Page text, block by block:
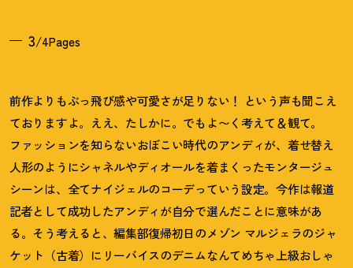
3/4Pages
前作よりもぶっ飛び感や可愛さが足りない ！
という声も聞こえ
ておりますよ。ええ、たしかに。でもよ〜く考えて＆観て。
ファッションを知らないおぼこい時代のアンディが、着せ替え
人形のようにシャネルやディオールを着まくったモンタージュ
シーンは、全てナイジェルのコーデっていう設定。今作は報道
記者として成功したアンディが自分で選んだことに意味があ
る。そう考えると、編集部復帰初日のメゾン マルジェラのジャ
ケット（古着）にリーバイスのデニムなんてめちゃ上級おしゃ